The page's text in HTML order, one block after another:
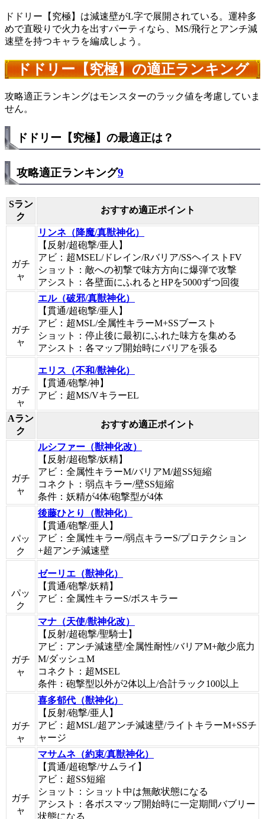
ドドリー【究極】は減速壁がL字で展開されている。運枠多
めで直殴りで火力を出すパーティなら、MS/飛行とアンチ減
速壁を持つキャラを編成しよう。
ドドリー【究極】の適正ランキング
攻略適正ランキングはモンスターのラック値を考慮していま
せん。
ドドリー【究極】の最適正は？
攻略適正ランキング9
Sラン
ク
おすすめ適正ポイント
ガチ
ャ
リンネ（降魔/真獣神化）
【反射/超砲撃/亜人】
アビ：超MSEL/ドレイン/Rバリア/SSヘイストFV
ショット：敵への初撃で味方方向に爆弾で攻撃
アシスト：各壁面にふれるとHPを5000ずつ回復
ガチ
ャ
エル（破邪/真獣神化）
【貫通/超砲撃/亜人】
アビ：超MSL/全属性キラーM+SSブースト
ショット：停止後に最初にふれた味方を集める
アシスト：各マップ開始時にバリアを張る
ガチ
ャ
エリス（不和/獣神化）
【貫通/砲撃/神】
アビ：超MS/VキラーEL
Aラン
ク
おすすめ適正ポイント
ガチ
ャ
ルシファー（獣神化改）
【反射/超砲撃/妖精】
アビ：全属性キラーM/バリアM/超SS短縮
コネクト：弱点キラー/壁SS短縮
条件：妖精が4体/砲撃型が4体
パッ
ク
後藤ひとり（獣神化）
【貫通/砲撃/亜人】
アビ：全属性キラー/弱点キラーS/プロテクション
+超アンチ減速壁
パッ
ク
ゼーリエ（獣神化）
【貫通/砲撃/妖精】
アビ：全属性キラーS/ボスキラー
ガチ
ャ
マナ（天使/獣神化改）
【反射/超砲撃/聖騎士】
アビ：アンチ減速壁/全属性耐性/バリアM+敵少底力
M/ダッシュM
コネクト：超MSEL
条件：砲撃型以外が2体以上/合計ラック100以上
ガチ
ャ
喜多郁代（獣神化）
【反射/砲撃/亜人】
アビ：超MSL/超アンチ減速壁/ライトキラーM+SSチ
ャージ
ガチ
ャ
マサムネ（約束/真獣神化）
【貫通/超砲撃/サムライ】
アビ：超SS短縮
ショット：ショット中は無敵状態になる
アシスト：各ボスマップ開始時に一定期間バブリー
状態になる